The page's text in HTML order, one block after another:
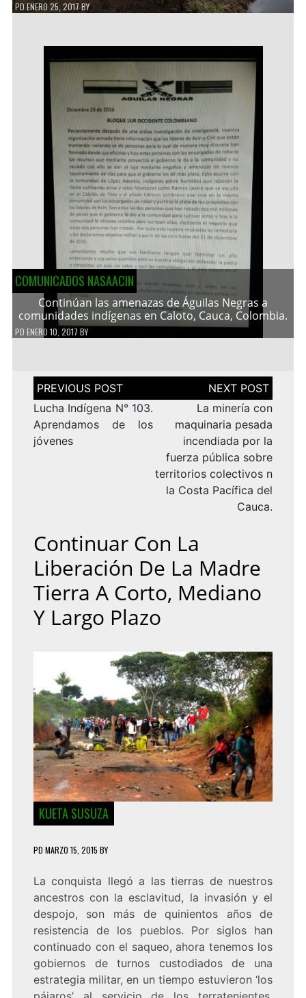
PDENERO 25, 2017BY
COMUNICADOS NASAACIN
Continúan las amenazas de Águilas Negras a
comunidades indígenas en Caloto, Cauca, Colombia.
PD ENERO 10, 2017 BY
Navegación
de
entradas
Lucha Indígena N° 103.
Aprendamos de los
jóvenes
La minería con
maquinaria pesada
incendiada por la
fuerza pública sobre
territorios colectivos n
la Costa Pacífica del
Cauca.
Continuar Con La
Liberación De La Madre
Tierra A Corto, Mediano
Y Largo Plazo
KUETA SUSUZA
PD MARZO 15, 2015 BY
La conquista llegó a las tierras de nuestros
ancestros con la esclavitud, la invasión y el
despojo, son más de quinientos años de
resistencia de los pueblos. Por siglos han
continuado con el saqueo, ahora tenemos los
gobiernos de turnos custodiados de una
estrategia militar, en un tiempo estuvieron ‘los